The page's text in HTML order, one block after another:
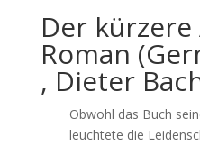
Der kürzere
Roman
, Dieter
Obwohl das Buch
leuchtete die